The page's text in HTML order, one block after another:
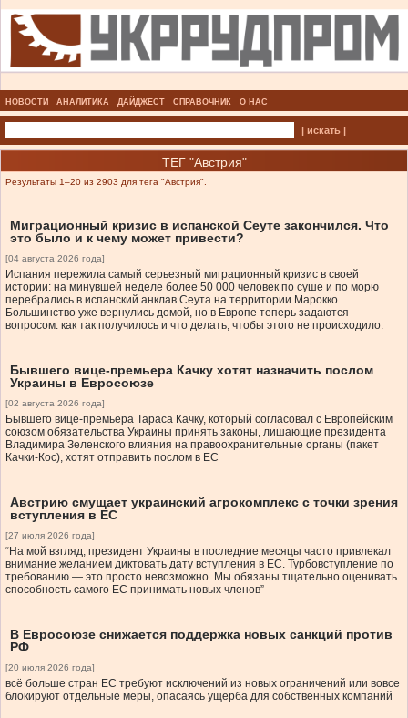
НОВОСТИ АНАЛИТИКА ДАЙДЖЕСТ СПРАВОЧНИК О НАС
| искать |
ТЕГ "Австрия"
Результаты 1–20 из 2903 для тега "Австрия".
Миграционный кризис в испанской Сеуте закончился. Что
это было и к чему может привести?
[04 августа 2026 года]
Испания пережила самый серьезный миграционный кризис в своей
истории: на минувшей неделе более 50 000 человек по суше и по морю
перебрались в испанский анклав Сеута на территории Марокко.
Большинство уже вернулись домой, но в Европе теперь задаются
вопросом: как так получилось и что делать, чтобы этого не происходило.
Бывшего вице-премьера Качку хотят назначить послом
Украины в Евросоюзе
[02 августа 2026 года]
Бывшего вице-премьера Тараса Качку, который согласовал с Европейским
союзом обязательства Украины принять законы, лишающие президента
Владимира Зеленского влияния на правоохранительные органы (пакет
Качки-Кос), хотят отправить послом в ЕС
Австрию смущает украинский агрокомплекс с точки зрения
вступления в ЕС
[27 июля 2026 года]
“На мой взгляд, президент Украины в последние месяцы часто привлекал
внимание желанием диктовать дату вступления в ЕС. Турбовступление по
требованию — это просто невозможно. Мы обязаны тщательно оценивать
способность самого ЕС принимать новых членов”
В Евросоюзе снижается поддержка новых санкций против
РФ
[20 июля 2026 года]
всё больше стран ЕС требуют исключений из новых ограничений или вовсе
блокируют отдельные меры, опасаясь ущерба для собственных компаний